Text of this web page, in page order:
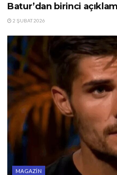
Batur’dan birinci
2 ŞUBAT 2026
MAGAZIN